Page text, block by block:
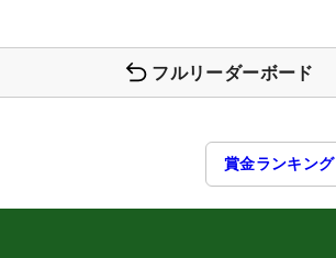
フルリーダーボード
賞金ランキング